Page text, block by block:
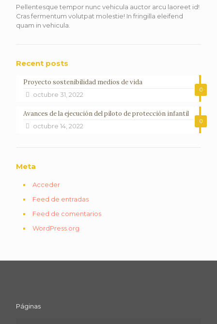
Pellentesque tempor nunc vehicula auctor arcu laoreet id!
Cras fermentum volutpat molestie! In fringilla eleifend
quam in vehicula.
Recent posts
0
Proyecto sostenibilidad medios de vida
octubre 31, 2022
0
Avances de la ejecución del piloto de protección infantil
octubre 14, 2022
Meta
Acceder
Feed de entradas
Feed de comentarios
WordPress.org
Páginas